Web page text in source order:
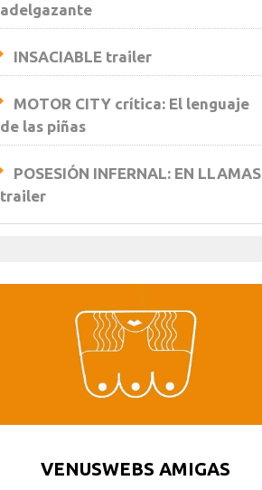
adelgazante
INSACIABLE trailer
MOTOR CITY crítica: El lenguaje
de las piñas
POSESIÓN INFERNAL: EN LLAMAS
trailer
VENUSWEBS AMIGAS